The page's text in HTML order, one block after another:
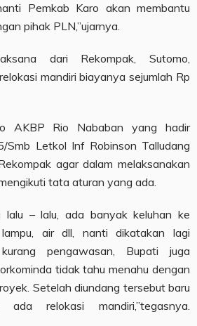
Pemkab Karo akan membantu
pihak PLN,”ujarnya.
dari Rekompak, Sutomo,
mandiri biayanya sejumlah Rp
AKBP Rio Nababan yang hadir
Smb Letkol Inf Robinson Talludang
agar dalam melaksanakan
tata aturan yang ada.
lalu – lalu, ada banyak keluhan ke
air dll, nanti dikatakan lagi
pengawasan, Bupati juga
tidak tahu menahu dengan
Setelah diundang tersebut baru
relokasi mandiri,”tegasnya.